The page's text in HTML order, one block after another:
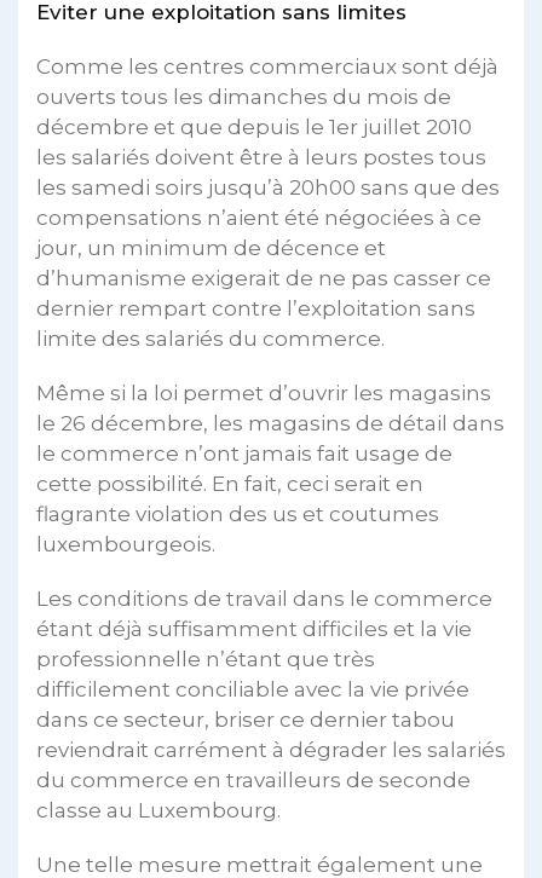
Eviter une exploitation sans limites
Comme les centres commerciaux sont déjà
ouverts tous les dimanches du mois de
décembre et que depuis le 1er juillet 2010
les salariés doivent être à leurs postes tous
les samedi soirs jusqu’à 20h00 sans que des
compensations n’aient été négociées à ce
jour, un minimum de décence et
d’humanisme exigerait de ne pas casser ce
dernier rempart contre l’exploitation sans
limite des salariés du commerce.
Même si la loi permet d’ouvrir les magasins
le 26 décembre, les magasins de détail dans
le commerce n’ont jamais fait usage de
cette possibilité. En fait, ceci serait en
flagrante violation des us et coutumes
luxembourgeois.
Les conditions de travail dans le commerce
étant déjà suffisamment difficiles et la vie
professionnelle n’étant que très
difficilement conciliable avec la vie privée
dans ce secteur, briser ce dernier tabou
reviendrait carrément à dégrader les salariés
du commerce en travailleurs de seconde
classe au Luxembourg.
Une telle mesure mettrait également une